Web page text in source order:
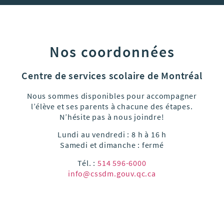
Nos coordonnées
Centre de services scolaire de Montréal
Nous sommes disponibles pour accompagner
l’élève et ses parents à chacune des étapes.
N’hésite pas à nous joindre!
Lundi au vendredi : 8 h à 16 h
Samedi et dimanche : fermé
Tél. : 514 596-6000
info@cssdm.gouv.qc.ca